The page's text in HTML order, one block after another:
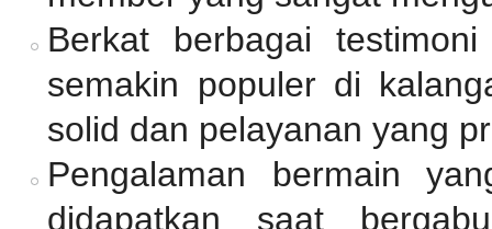
Berkat berbagai
semakin populer di
solid dan pelayanan yang
Pengalaman bermain
didapatkan saat